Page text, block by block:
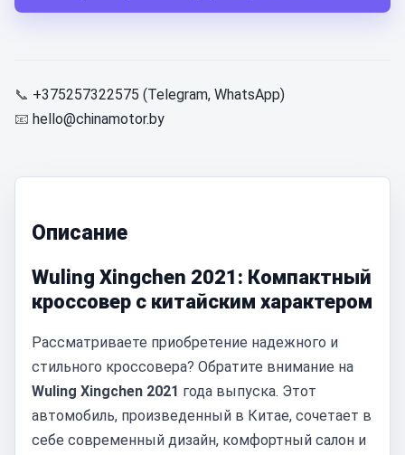
📞 +375257322575 (Telegram, WhatsApp)
📧 hello@chinamotor.by
Описание
Wuling Xingchen 2021: Компактный
кроссовер с китайским характером
Рассматриваете приобретение надежного и
стильного кроссовера? Обратите внимание на
Wuling Xingchen 2021 года выпуска. Этот
автомобиль, произведенный в Китае, сочетает в
себе современный дизайн, комфортный салон и